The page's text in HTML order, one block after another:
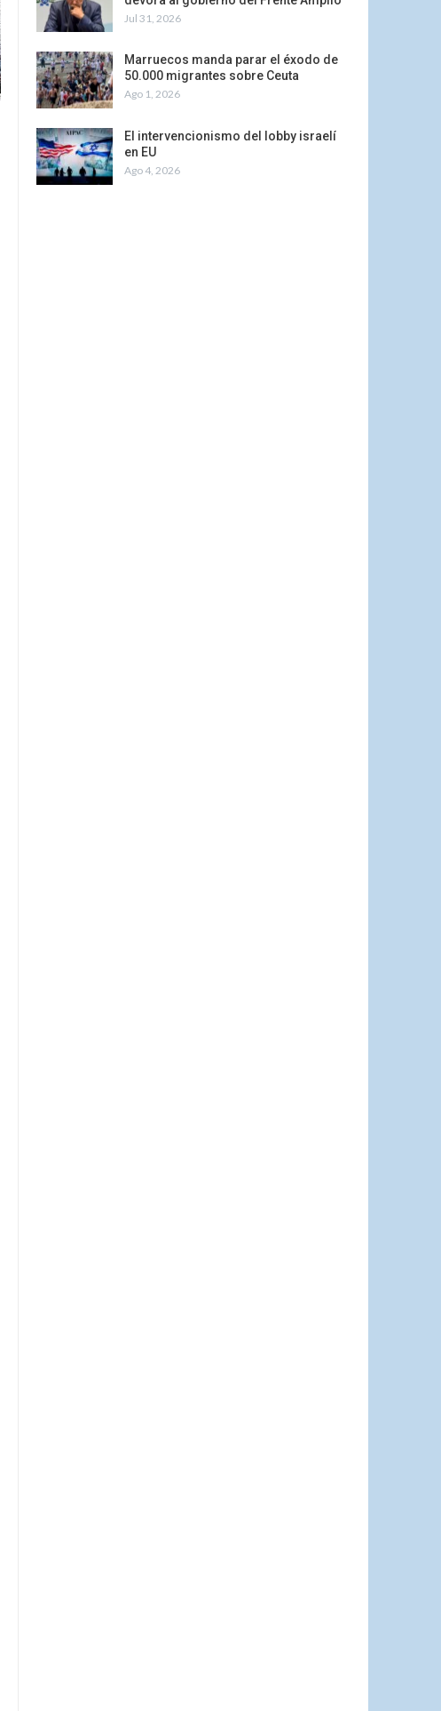
Jul 31, 2026
Marruecos manda parar el éxodo de
50.000 migrantes sobre Ceuta
Ago 1, 2026
El intervencionismo del lobby israelí
en EU
Ago 4, 2026